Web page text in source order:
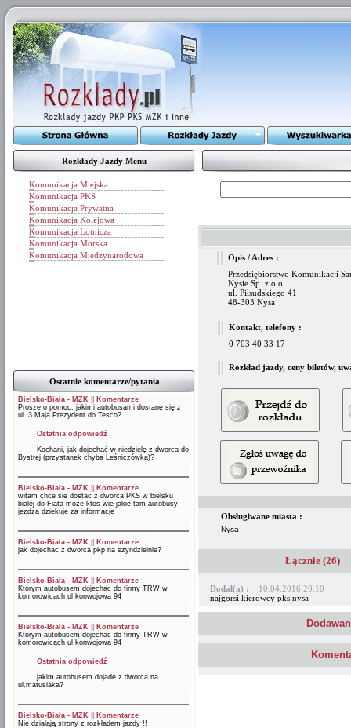
Rozkłady Jazdy Menu
Komunikacja Miejska
Komunikacja PKS
Komunikacja Prywatna
Komunikacja Kolejowa
Komunikacja Lotnicza
Komunikacja Morska
Komunikacja Międzynarodowa
Ostatnie komentarze/pytania
Bielsko-Biała - MZK
Komentarze
Prosze o pomoc, jakimi autobusami dostanę się z
ul. 3 Maja Prezydent do Tesco?
Ostatnia odpowiedź
Kochani, jak dojechać w niedzielę z dworca do
Bystrej (przystanek chyba Leśniczówka)?
Bielsko-Biała - MZK
Komentarze
witam chce sie dostac z dworca PKS w bielsku
bialej do Fiata moze ktos wie jakie tam autobusy
jezdza dziekuje za informacje
Bielsko-Biała - MZK
Komentarze
jak dojechac z dworca pkp na szyndzielnie?
Bielsko-Biała - MZK
Komentarze
Ktorym autobusem dojechac do firmy TRW w
komorowicach ul konwojowa 94
Bielsko-Biała - MZK
Komentarze
Ktorym autobusem dojechac do firmy TRW w
komorowicach ul konwojowa 94
Ostatnia odpowiedź
jakim autobusem dojade z dworca na
ul.matusiaka?
Bielsko-Biała - MZK
Komentarze
Nie działają strony z rozkładem jazdy !!
Opis / Adres :
Przedsiębiorstwo Komunikacji
Nysie Sp. z o.o.
ul. Piłsudskiego 41
48-303 Nysa
Kontakt, telefony :
0 703 40 33 17
Rozkład jazdy, ceny biletów,
Obsługiwane miasta :
Nysa
Łącznie (26)
Dodał(a) :
10.04.2016 20:10
najgorsi kierowcy pks nysa